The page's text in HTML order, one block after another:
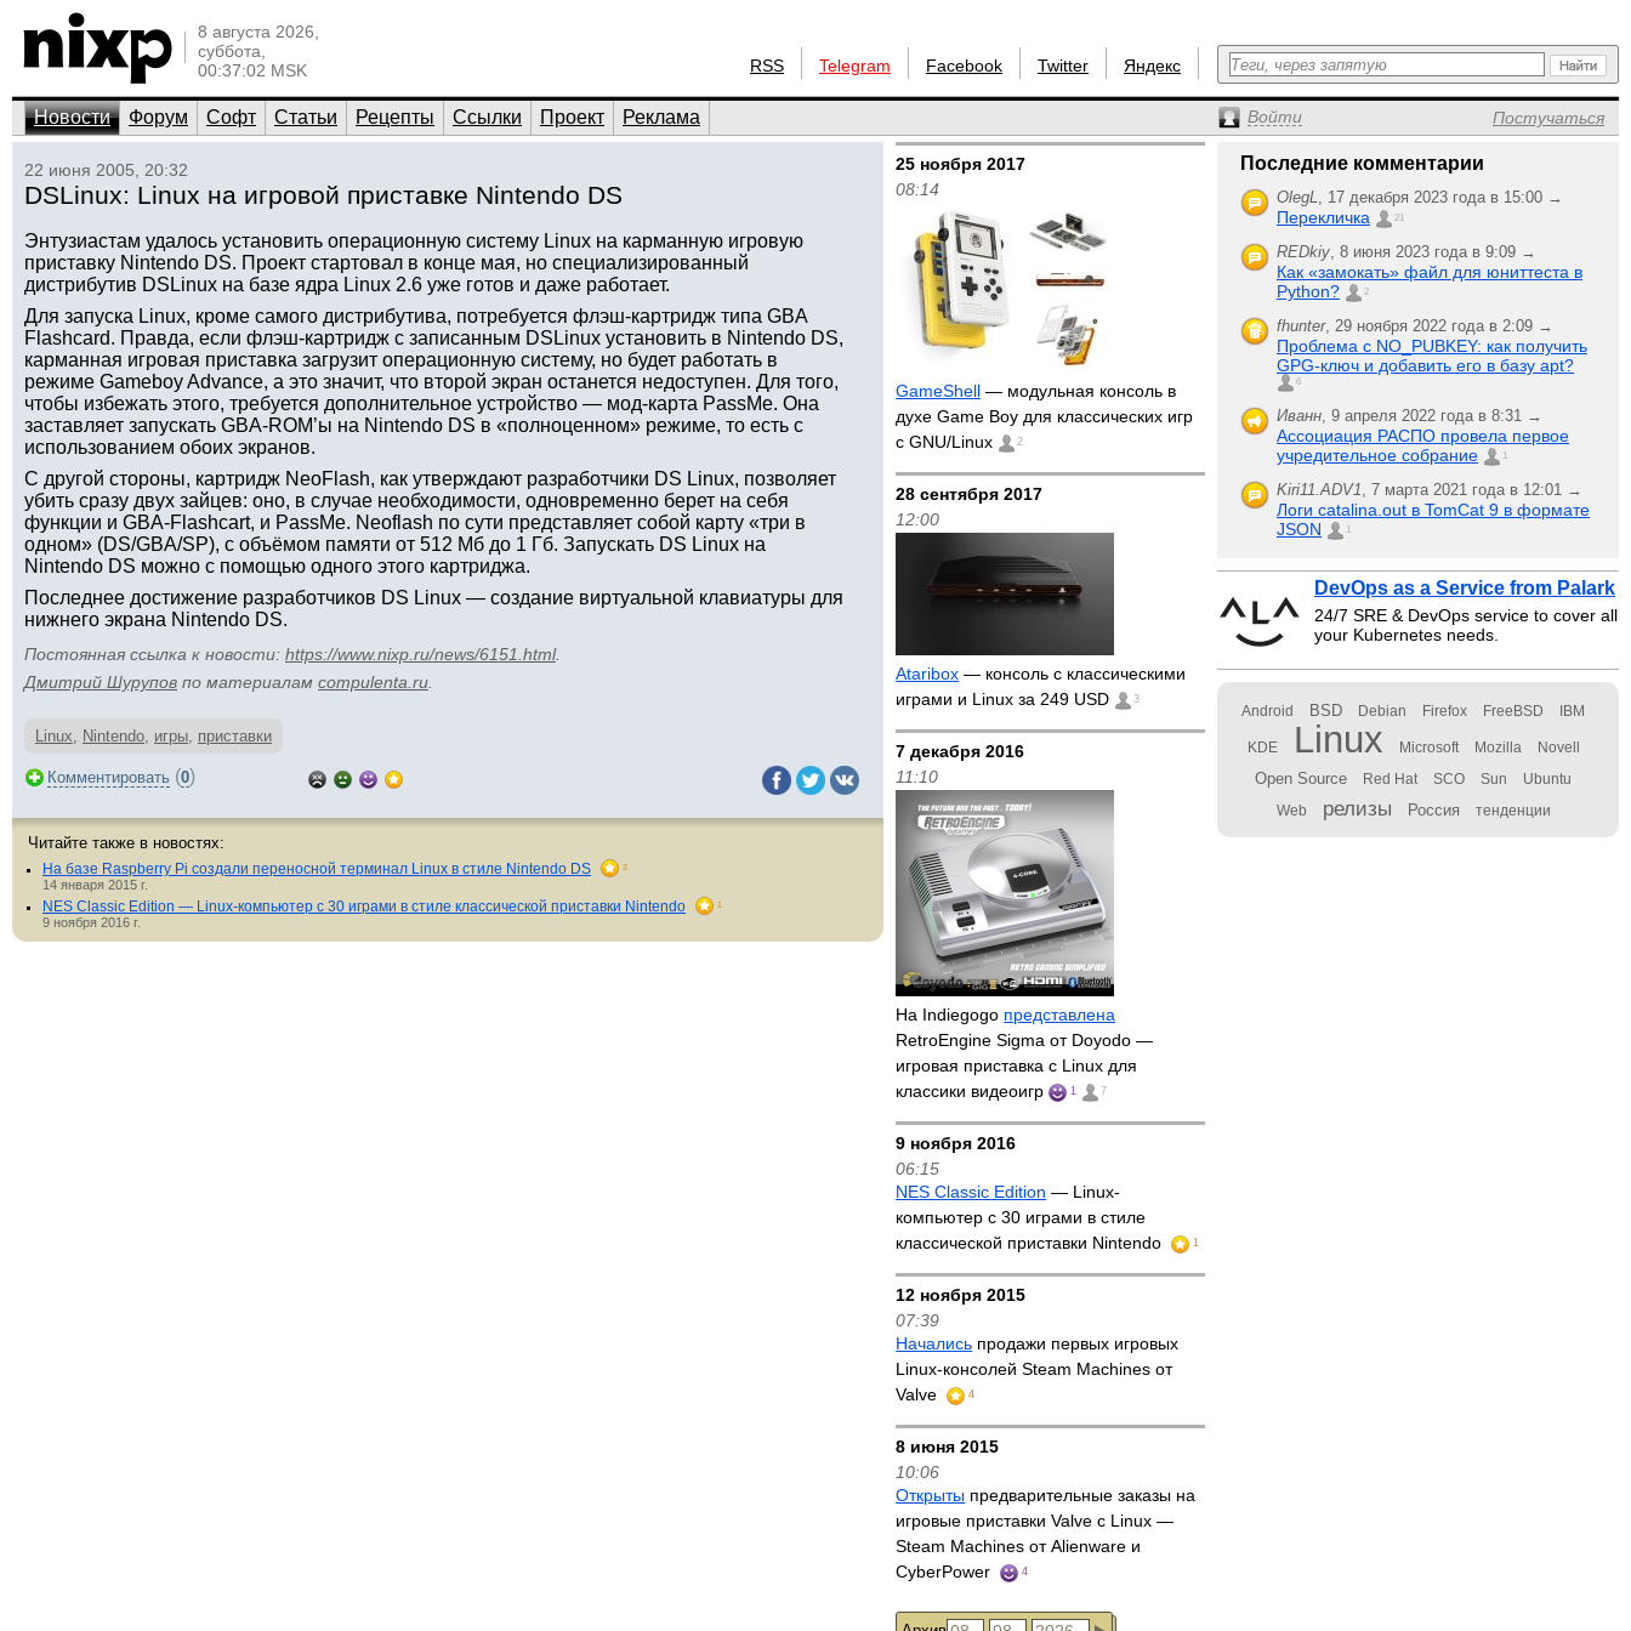
8 августа 2026,
суббота,
00:37:02 MSK
RSS Telegram Facebook Twitter Яндекс
Новости Форум Софт Статьи Рецепты Ссылки Проект Реклама Войти Постучаться
22 июня 2005, 20:32
DSLinux: Linux на игровой приставке Nintendo DS
Энтузиастам удалось установить операционную систему Linux на карманную игровую
приставку Nintendo DS. Проект стартовал в конце мая, но специализированный
дистрибутив DSLinux на базе ядра Linux 2.6 уже готов и даже работает.
Для запуска Linux, кроме самого дистрибутива, потребуется флэш-картридж типа GBA
Flashcard. Правда, если флэш-картридж с записанным DSLinux установить в Nintendo DS,
карманная игровая приставка загрузит операционную систему, но будет работать в
режиме Gameboy Advance, а это значит, что второй экран останется недоступен. Для того,
чтобы избежать этого, требуется дополнительное устройство — мод-карта PassMe. Она
заставляет запускать GBA-ROM’ы на Nintendo DS в «полноценном» режиме, то есть с
использованием обоих экранов.
С другой стороны, картридж NeoFlash, как утверждают разработчики DS Linux, позволяет
убить сразу двух зайцев: оно, в случае необходимости, одновременно берет на себя
функции и GBA-Flashcart, и PassMe. Neoflash по сути представляет собой карту «три в
одном» (DS/GBA/SP), с объёмом памяти от 512 Мб до 1 Гб. Запускать DS Linux на
Nintendo DS можно с помощью одного этого картриджа.
Последнее достижение разработчиков DS Linux — создание виртуальной клавиатуры для
нижнего экрана Nintendo DS.
Постоянная ссылка к новости: https://www.nixp.ru/news/6151.html.
Дмитрий Шурупов по материалам compulenta.ru
Linux, Nintendo, игры, приставки
Комментировать (0)
Читайте также в новостях:
На базе Raspberry Pi создали переносной терминал Linux в стиле Nintendo DS 3
14 января 2015 г.
NES Classic Edition — Linux-компьютер с 30 играми в стиле классической приставки Nintendo 1
9 ноября 2016 г.
25 ноября 2017
08:14
GameShell — модульная консоль в
духе Game Boy для классических игр
с GNU/Linux
2
28 сентября 2017
12:00
Ataribox — консоль с классическими
играми и Linux за 249 USD
3
7 декабря 2016
11:10
На Indiegogo представлена
RetroEngine Sigma от Doyodo —
игровая приставка с Linux для
классики видеоигр
1 7
9 ноября 2016
06:15
NES Classic Edition — Linux-
компьютер с 30 играми в стиле
классической приставки Nintendo
1
12 ноября 2015
07:39
Начались продажи первых игровых
Linux-консолей Steam Machines от
Valve
4
8 июня 2015
10:06
Открыты предварительные заказы на
игровые приставки Valve с Linux —
Steam Machines от Alienware и
CyberPower
4
Последние комментарии
OlegL, 17 декабря 2023 года в 15:00 →
Перекличка 21
REDkiy, 8 июня 2023 года в 9:09 →
Как «замокать» файл для юниттеста в
Python?
2
fhunter, 29 ноября 2022 года в 2:09 →
Проблема с NO_PUBKEY: как получить
GPG-ключ и добавить его в базу apt?
6
Иванн, 9 апреля 2022 года в 8:31 →
Ассоциация РАСПО провела первое
учредительное собрание
1
Kiri11.ADV1, 7 марта 2021 года в 12:01 →
Логи catalina.out в TomCat 9 в формате
JSON
1
DevOps as a Service from Palark
24/7 SRE & DevOps service to cover all
your Kubernetes needs.
Android BSD Debian Firefox FreeBSD IBM
KDE Linux Microsoft Mozilla Novell
Open Source Red Hat SCO Sun Ubuntu
Web релизы Россия тенденции